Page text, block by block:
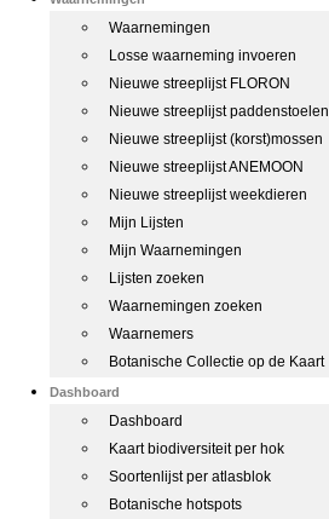
Waarnemingen
Losse waarneming invoeren
Nieuwe streeplijst FLORON
Nieuwe streeplijst paddenstoelen
Nieuwe streeplijst (korst)mossen
Nieuwe streeplijst ANEMOON
Nieuwe streeplijst weekdieren
Mijn Lijsten
Mijn Waarnemingen
Lijsten zoeken
Waarnemingen zoeken
Waarnemers
Botanische Collectie op de Kaart
Dashboard
Dashboard
Kaart biodiversiteit per hok
Soortenlijst per atlasblok
Botanische hotspots